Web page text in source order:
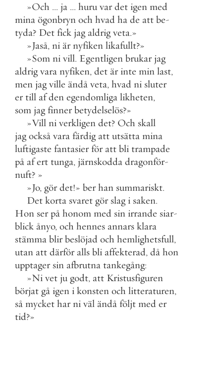
»Och ... ja ... huru var det igen med
mina ögonbryn och hvad ha de att be-
tyda? Det fick jag aldrig veta.»
»Jaså, ni är nyfiken likafullt?»
»Som ni vill. Egentligen brukar jag
aldrig vara nyfiken, det är inte min last,
men jag ville ändå veta, hvad ni sluter
er till af den egendomliga likheten,
som jag finner betydelselös?»
»Vill ni verkligen det? Och skall
jag också vara färdig att utsätta mina
luftigaste fantasier för att bli trampade
på af ert tunga, järnskodda dragonför-
nuft? »
»Jo, gör det!» ber han summariskt.
Det korta svaret gör slag i saken.
Hon ser på honom med sin irrande siar-
blick ånyo, och hennes annars klara
stämma blir beslöjad och hemlighetsfull,
utan att därför alls bli affekterad, då hon
upptager sin afbrutna tankegång:
»Ni vet ju godt, att Kristusfiguren
börjat gå igen i konsten och litteraturen,
så mycket har ni väl ändå följt med er
tid?»